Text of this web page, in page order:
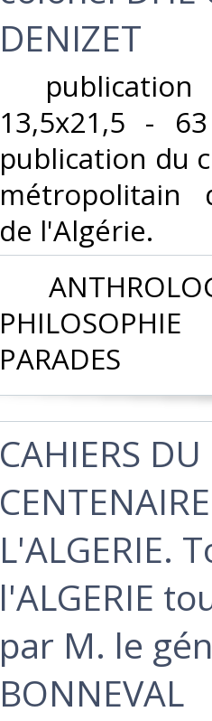
DENIZET‎
13,5x21,5 -
publication du
métropolitain
de l'Algérie. ‎
PHILOSOPHIE
PARADES‎
‎CAHIERS DU
L'ALGERIE.
l'ALGERIE
par M. le
BONNEVAL ‎